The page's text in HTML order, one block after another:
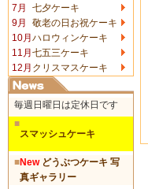
7月
七夕ケーキ
9月
敬老の日お祝ケーキ
10月 ハロウィンケーキ
11月 七五三ケーキ
12月 クリスマスケーキ
毎週日曜日は定休日です
■
スマッシュケーキ
■Newどうぶつケーキ 写
真ギャラリー